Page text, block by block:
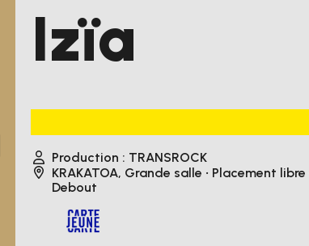
Izïa
Production : TRANSROCK
KRAKATOA, Grande salle • Placement libre
Debout